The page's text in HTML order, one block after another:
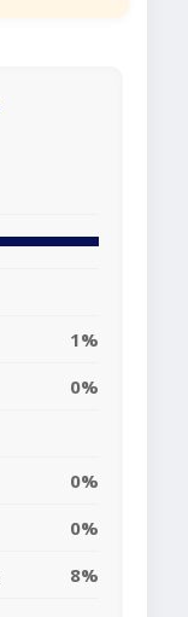
1%
0%
0%
0%
8%